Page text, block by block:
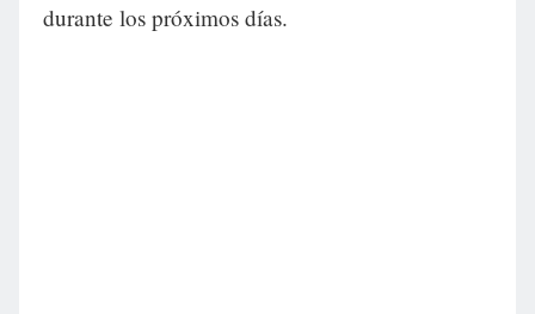
durante los próximos días.